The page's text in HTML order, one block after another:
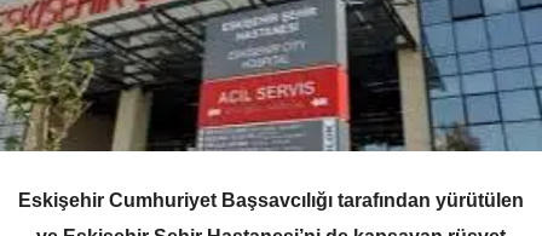
Eskişehir Cumhuriyet Başsavcılığı tarafından yürütülen